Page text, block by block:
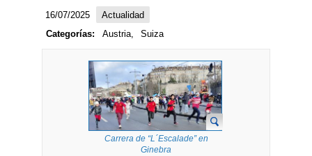
16/07/2025
Actualidad
Categorías:
Austria, Suiza
Carrera de “L´Escalade” en
Ginebra